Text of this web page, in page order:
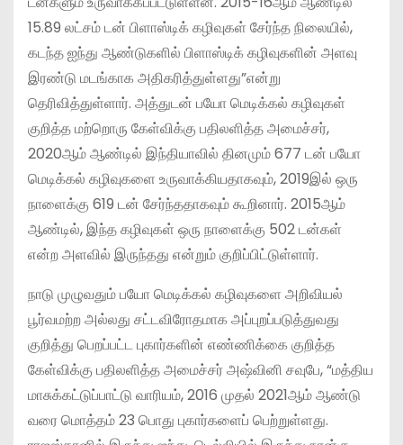
15.89 லட்சம் டன் பிளாஸ்டிக் கழிவுகள் சேர்ந்த நிலையில்,
கடந்த ஐந்து ஆண்டுகளில் பிளாஸ்டிக் கழிவுகளின் அளவு
இரண்டு மடங்காக அதிகரித்துள்ளது”என்று
தெரிவித்துள்ளார். அத்துடன் பயோ மெடிக்கல் கழிவுகள்
குறித்த மற்றொரு கேள்விக்கு பதிலளித்த அமைச்சர்,
2020ஆம் ஆண்டில் இந்தியாவில் தினமும் 677 டன் பயோ
மெடிக்கல் கழிவுகளை உருவாக்கியதாகவும், 2019இல் ஒரு
நாளைக்கு 619 டன் சேர்ந்ததாகவும் கூறினார். 2015ஆம்
ஆண்டில், இந்த கழிவுகள் ஒரு நாளைக்கு 502 டன்கள்
என்ற அளவில் இருந்தது என்றும் குறிப்பிட்டுள்ளார்.
நாடு முழுவதும் பயோ மெடிக்கல் கழிவுகளை அறிவியல்
பூர்வமற்ற அல்லது சட்டவிரோதமாக அப்புறப்படுத்துவது
குறித்து பெறப்பட்ட புகார்களின் எண்ணிக்கை குறித்த
கேள்விக்கு பதிலளித்த அமைச்சர் அஷ்வினி சவுபே, “மத்திய
மாசுக்கட்டுப்பாட்டு வாரியம், 2016 முதல் 2021ஆம் ஆண்டு
வரை மொத்தம் 23 பொது புகார்களைப் பெற்றுள்ளது.